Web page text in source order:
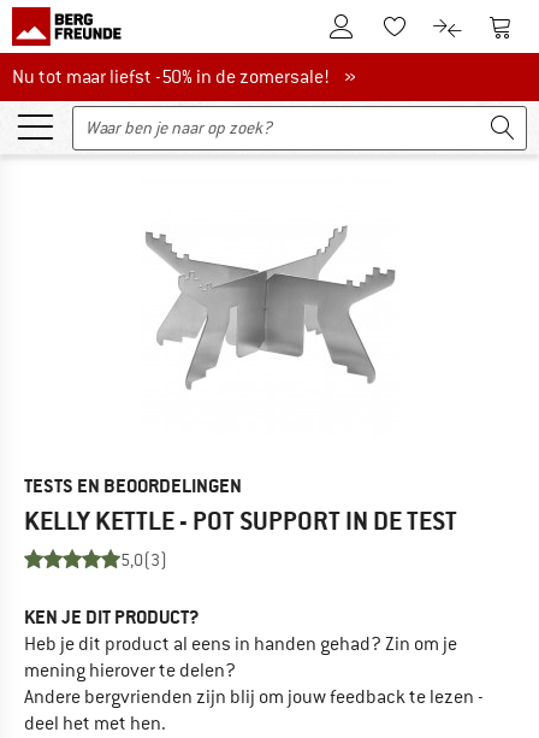
De klantenaccount
Naar deNaar de
Nu tot maar liefst -50% in de zomersale!
Nu tot maar liefst -50% in de zomersale! »
TESTS EN BEOORDELINGEN
KELLY KETTLE - POT SUPPORTIN DE TEST
5,0(3)
KEN JE DIT PRODUCT?
Heb je dit product al eens in handen gehad? Zin om je
mening hierover te delen?
Andere bergvrienden zijn blij om jouw feedback te lezen -
deel het met hen.